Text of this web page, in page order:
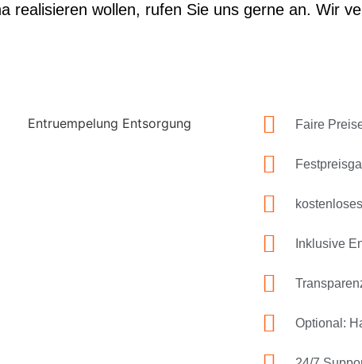
realisieren wollen, rufen Sie uns gerne an. Wir
Faire
Inklusive
Optional: